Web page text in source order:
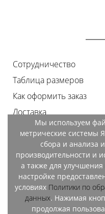
Сотрудничество
Таблица размеров
Как оформить заказ
Доставка
Оплата
Возврат
Документы
Контакты
Магазины
Мы используем
метрические системы
сбора и анализа
производительности и
а также для
настройке
условиях Политики по
данных. Нажимая
продолжая